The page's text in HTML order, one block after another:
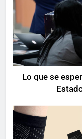
Lo que se